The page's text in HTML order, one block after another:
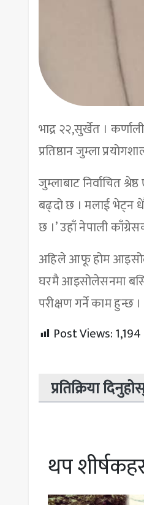
भाद्र २२,सुर्खेत ।
प्रतिष्ठान जुम्ला
जुम्लाबाट निर्वाचित
बढ्दो छ । मलाई भेट्न
छ ।’ उहाँ नेपाली
अहिले आफू होम
घरमै आइसोलेसनमा
परीक्षण गर्ने काम हुन्छ ।
Post Views:1,194
प्रतिक्रिया
थप